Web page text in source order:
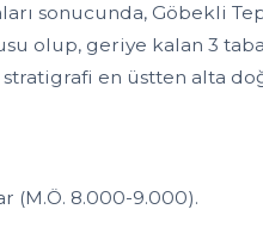
sonucunda, Göbekli
olup, geriye kalan 3
en üstten alta
(M.Ö. 8.000-9.000).